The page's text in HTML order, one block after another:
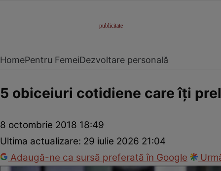
HomePentru FemeiDezvoltare personală
5 obiceiuri cotidiene care îţi
8 octombrie 2018 18:49
Ultima actualizare: 29 iulie 2026 21:04
Adaugă-ne ca sursă preferată în Google